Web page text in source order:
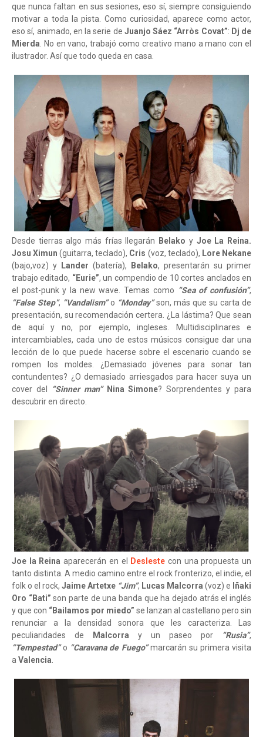
que nunca faltan en sus sesiones, eso sí, siempre consiguiendo
motivar a toda la pista. Como curiosidad, aparece como actor,
eso sí, animado, en la serie de Juanjo Sáez “Arròs Covat”: Dj de
Mierda. No en vano, trabajó como creativo mano a mano con el
ilustrador. Así que todo queda en casa.
Desde tierras algo más frías llegarán Belako y Joe La Reina.
Josu Ximun (guitarra, teclado), Cris (voz, teclado), Lore Nekane
(bajo,voz) y
Lander (batería), Belako, presentarán su primer
trabajo editado, “Eurie”, un compendio de 10 cortes anclados en
el post-punk y la new wave. Temas como “Sea of confusión”,
“False Step”, “Vandalism”o “Monday”son, más que su carta de
presentación, su recomendación certera. ¿La lástima? Que sean
de aquí y no, por ejemplo, ingleses. Multidisciplinares e
intercambiables, cada uno de estos músicos consigue dar una
lección de lo que puede hacerse sobre el escenario cuando se
rompen los moldes. ¿Demasiado jóvenes para sonar tan
contundentes? ¿O demasiado arriesgados para hacer suya un
cover del
“Sinner man” Nina Simone? Sorprendentes y para
descubrir en directo.
Joe la Reina aparecerán en el Desleste con una propuesta un
tanto distinta. A medio camino entre el rock fronterizo, el indie, el
folk o el rock, Jaime Artetxe “Jim”, Lucas Malcorra (voz) e Iñaki
Oro “Bati” son parte de una banda que ha dejado atrás el inglés
y que con “Bailamos por miedo” se lanzan al castellano pero sin
renunciar a la densidad sonora que les caracteriza. Las
peculiaridades de
Malcorra y un paseo por “Rusia”,
“Tempestad”o “Caravana de Fuego”marcarán su primera visita
aValencia.